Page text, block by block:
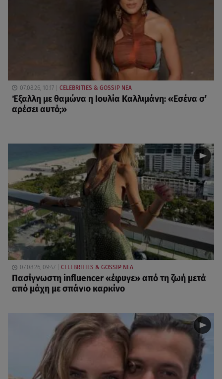
07.08.26, 10:17 CELEBRITIES & GOSSIP ΝΕΑ
Έξαλλη με θαμώνα η Ιουλία Καλλιμάνη: «Εσένα σ’
αρέσει αυτό;»
07.08.26, 09:47 CELEBRITIES & GOSSIP ΝΕΑ
Πασίγνωστη influencer «έφυγε» από τη ζωή μετά
από μάχη με σπάνιο καρκίνο